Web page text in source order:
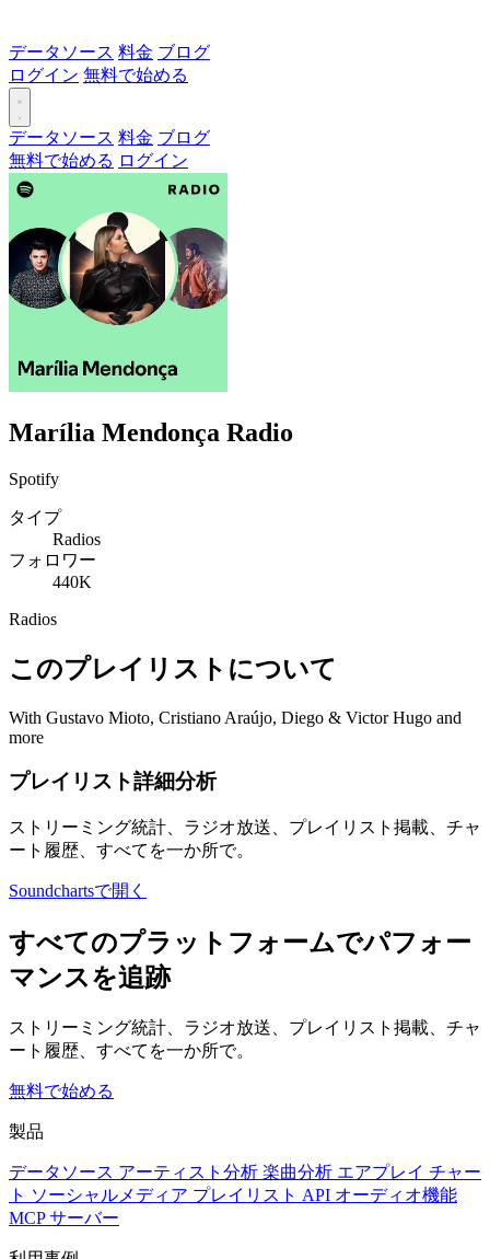
データソース 料金 ブログ
ログイン 無料で始める
データソース 料金 ブログ
無料で始める ログイン
Marília Mendonça Radio
Spotify
タイプ
Radios
フォロワー
440K
Radios
このプレイリストについて
With Gustavo Mioto, Cristiano Araújo, Diego & Victor Hugo and
more
プレイリスト詳細分析
ストリーミング統計、ラジオ放送、プレイリスト掲載、チャ
ート履歴、すべてを一か所で。
Soundchartsで開く
すべてのプラットフォームでパフォー
マンスを追跡
ストリーミング統計、ラジオ放送、プレイリスト掲載、チャ
ート履歴、すべてを一か所で。
無料で始める
製品
データソース アーティスト分析 楽曲分析 エアプレイ チャー
ト ソーシャルメディア プレイリスト API オーディオ機能
MCP サーバー